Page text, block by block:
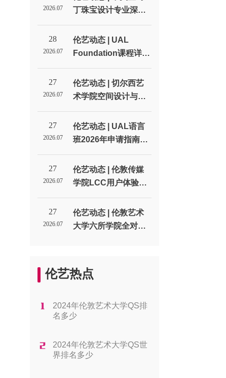
京招生代表处
2026.07
丁珠宝设计专业深度
解读：不只是做首饰_
伦敦艺术大学北京招
生代表处
28
2026.07
伦艺动态 | UAL
Foundation课程详
解：预科到底学什
么？值不值得读？_伦
敦艺术大学北京招生
27
2026.07
伦艺动态 | 切尔西艺
术学院空间设计与室
内设计专业深度解读_
伦敦艺术大学北京招
生代表处
27
2026.07
伦艺动态 | UAL语言
班2026年申请指南：
通过率、费用与课程
类型_伦敦艺术大学北
京招生代表处
27
2026.07
伦艺动态 | 伦敦传媒
学院LCC用户体验设
计UX专业申请全解析
_伦敦艺术大学北京招
生代表处
27
2026.07
伦艺动态 | 伦敦艺术
大学六所学院全对
北京招生代表处
伦艺热点
2024年伦敦艺术大学QS排
名多少
2024年伦敦艺术大学QS世
界排名多少